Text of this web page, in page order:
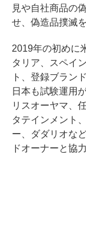
見や自社商品の
せ、偽造品撲滅を
2019年の初めに
タリア、スペイ
ト、登録ブラン
日本も試験運用
リスオーヤマ、
タテインメント
ー、ダダリオな
ドオーナーと協